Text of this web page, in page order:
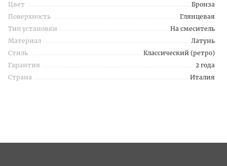
Цвет
Бронза
Поверхность
Глянцевая
Тип установки
На смеситель
Материал
Латунь
Стиль
Классический (ретро)
Гарантия
2 года
Страна
Италия